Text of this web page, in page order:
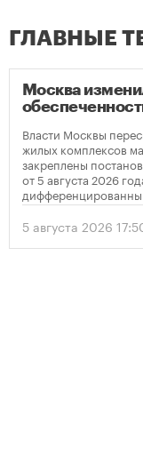
ГЛАВНЫЕ
Москва
Власти Москвы
жилых комплексов
закреплены
от 5 августа 2026
количества
устанавливает
проектов.
5 августа 2026